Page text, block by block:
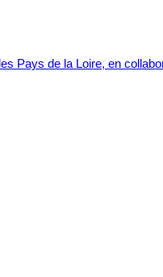
Pays de la Loire, en